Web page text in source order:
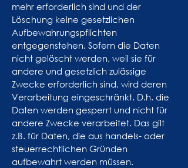
mehr erforderlich sind und der
Löschung keine gesetzlichen
Aufbewahrungspflichten
entgegenstehen. Sofern die Daten
nicht gelöscht werden, weil sie für
andere und gesetzlich zulässige
Zwecke erforderlich sind, wird deren
Verarbeitung eingeschränkt. D.h. die
Daten werden gesperrt und nicht für
andere Zwecke verarbeitet. Das gilt
z.B. für Daten, die aus handels- oder
steuerrechtlichen Gründen
aufbewahrt werden müssen.